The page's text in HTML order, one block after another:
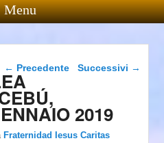
Menu
Navigazione articolo
← Precedente Successivi →
2019
Fraternidad Iesus Caritas